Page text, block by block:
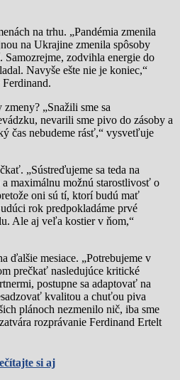
na trhu. „Pandémia zmenila
na Ukrajine zmenila spôsoby
zodvihla energie do
Navyše ešte nie je koniec,“
„Snažili sme sa
nevarili sme pivo do zásoby a
čas nebudeme rásť,“ vysvetľuje
„Sústreďujeme sa teda na
maximálnu možnú starostlivosť o
oni sú tí, ktorí budú mať
rok predpokladáme prvé
Ale aj veľa kostier v ňom,“
ďalšie mesiace. „Potrebujeme v
prečkať nasledujúce kritické
postupne sa adaptovať na
kvalitou a chuťou piva
plánoch nezmenilo nič, iba sme
rozprávanie Ferdinand Ertelt
si aj